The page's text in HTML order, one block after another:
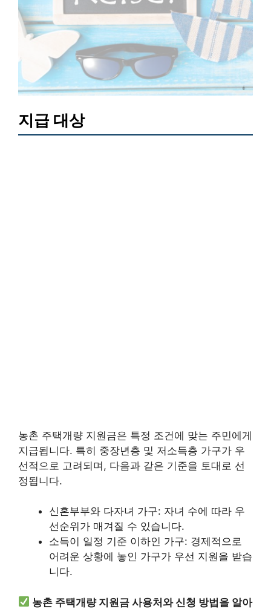
지급 대상
농촌 주택개량 지원금은 특정 조건에 맞는 주민에게
지급됩니다. 특히 중장년층 및 저소득층 가구가 우
선적으로 고려되며, 다음과 같은 기준을 토대로 선
정됩니다.
신혼부부와 다자녀 가구: 자녀 수에 따라 우
선순위가 매겨질 수 있습니다.
소득이 일정 기준 이하인 가구: 경제적으로
어려운 상황에 놓인 가구가 우선 지원을 받습
니다.
농촌 주택개량 지원금 사용처와 신청 방법을 알아